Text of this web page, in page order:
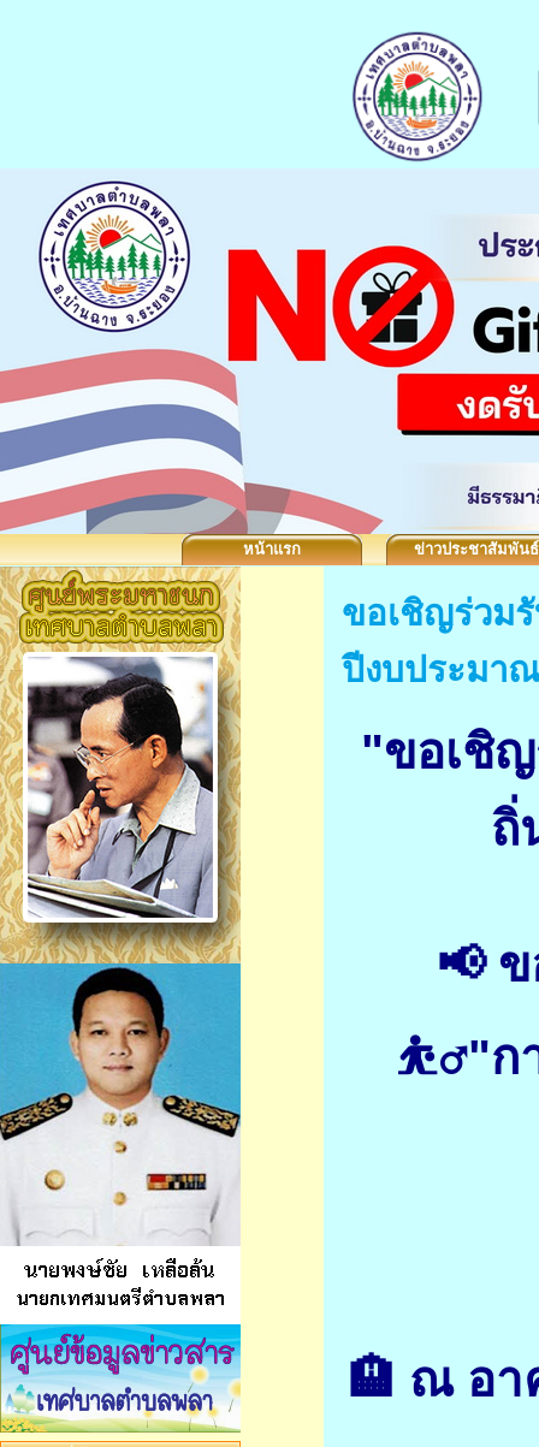
หน้าแรก ข่าวประชาสัมพันธ์
ขอเชิญร่วม
ปีงบประมา
"ขอเชิ
ถิ่
📢
⛹️‍♂️"ก
🏨 ณ อา